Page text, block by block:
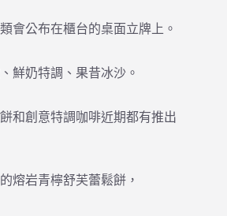
會公布在櫃台的桌面立牌上。
鮮奶特調、果昔冰沙。
和創意特調咖啡近期都有推出
熔岩青檸舒芙蕾鬆餅，